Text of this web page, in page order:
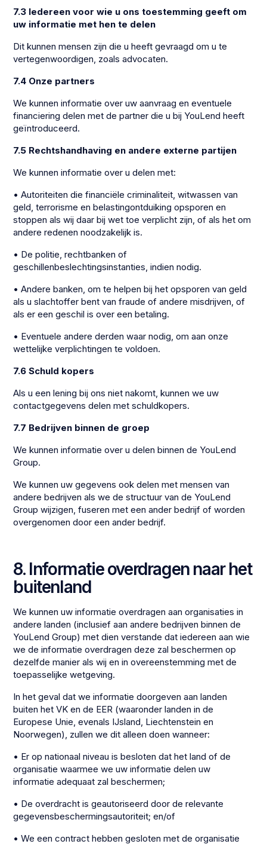
7.3 Iedereen voor wie u ons toestemming geeft om
uw informatie met hen te delen
Dit kunnen mensen zijn die u heeft gevraagd om u te
vertegenwoordigen, zoals advocaten.
7.4 Onze partners
We kunnen informatie over uw aanvraag en eventuele
financiering delen met de partner die u bij YouLend heeft
geïntroduceerd.
7.5 Rechtshandhaving en andere externe partijen
We kunnen informatie over u delen met:
• Autoriteiten die financiële criminaliteit, witwassen van
geld, terrorisme en belastingontduiking opsporen en
stoppen als wij daar bij wet toe verplicht zijn, of als het om
andere redenen noodzakelijk is.
• De politie, rechtbanken of
geschillenbeslechtingsinstanties, indien nodig.
• Andere banken, om te helpen bij het opsporen van geld
als u slachtoffer bent van fraude of andere misdrijven, of
als er een geschil is over een betaling.
• Eventuele andere derden waar nodig, om aan onze
wettelijke verplichtingen te voldoen.
7.6 Schuld kopers
Als u een lening bij ons niet nakomt, kunnen we uw
contactgegevens delen met schuldkopers.
7.7 Bedrijven binnen de groep
We kunnen informatie over u delen binnen de YouLend
Group.
We kunnen uw gegevens ook delen met mensen van
andere bedrijven als we de structuur van de YouLend
Group wijzigen, fuseren met een ander bedrijf of worden
overgenomen door een ander bedrijf.
8. Informatie overdragen naar het
buitenland
We kunnen uw informatie overdragen aan organisaties in
andere landen (inclusief aan andere bedrijven binnen de
YouLend Group) met dien verstande dat iedereen aan wie
we de informatie overdragen deze zal beschermen op
dezelfde manier als wij en in overeenstemming met de
toepasselijke wetgeving.
In het geval dat we informatie doorgeven aan landen
buiten het VK en de EER (waaronder landen in de
Europese Unie, evenals IJsland, Liechtenstein en
Noorwegen), zullen we dit alleen doen wanneer:
• Er op nationaal niveau is besloten dat het land of de
organisatie waarmee we uw informatie delen uw
informatie adequaat zal beschermen;
• De overdracht is geautoriseerd door de relevante
gegevensbeschermingsautoriteit; en/of
• We een contract hebben gesloten met de organisatie